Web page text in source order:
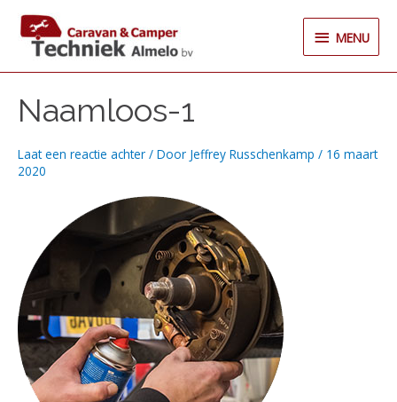
naar
inhoud
MENU
MENU
Naamloos-1
Laat een reactie achter / Door Jeffrey Russchenkamp / 16 maart
2020